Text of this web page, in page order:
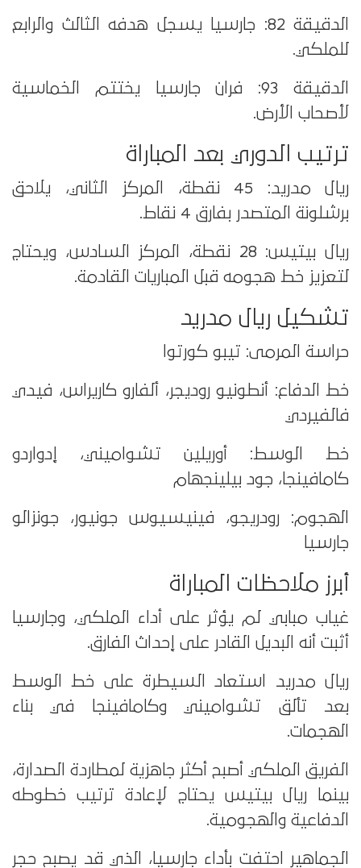
الدقيقة 82: جارسيا يسجل هدفه الثالث والرابع
للملكي.
الدقيقة 93: فران جارسيا يختتم الخماسية
لأصحاب الأرض.
ترتيب الدوري بعد المباراة
ريال مدريد: 45 نقطة، المركز الثاني، يلاحق
برشلونة المتصدر بفارق 4 نقاط.
ريال بيتيس: 28 نقطة، المركز السادس، ويحتاج
لتعزيز خط هجومه قبل المباريات القادمة.
تشكيل ريال مدريد
حراسة المرمى: تيبو كورتوا
خط الدفاع: أنطونيو روديجر، ألفارو كاريراس، فيدي
فالفيردي
خط الوسط: أوريلين تشواميني، إدواردو
كامافينجا، جود بيلينجهام
الهجوم: رودريجو، فينيسيوس جونيور، جونزالو
جارسيا
أبرز ملاحظات المباراة
غياب مبابي لم يؤثر على أداء الملكي، وجارسيا
أثبت أنه البديل القادر على إحداث الفارق.
ريال مدريد استعاد السيطرة على خط الوسط
بعد تألق تشواميني وكامافينجا في بناء
الهجمات.
الفريق الملكي أصبح أكثر جاهزية لمطاردة الصدارة،
بينما ريال بيتيس يحتاج لإعادة ترتيب خطوطه
الدفاعية والهجومية.
الجماهير احتفت بأداء جارسيا، الذي قد يصبح حجر